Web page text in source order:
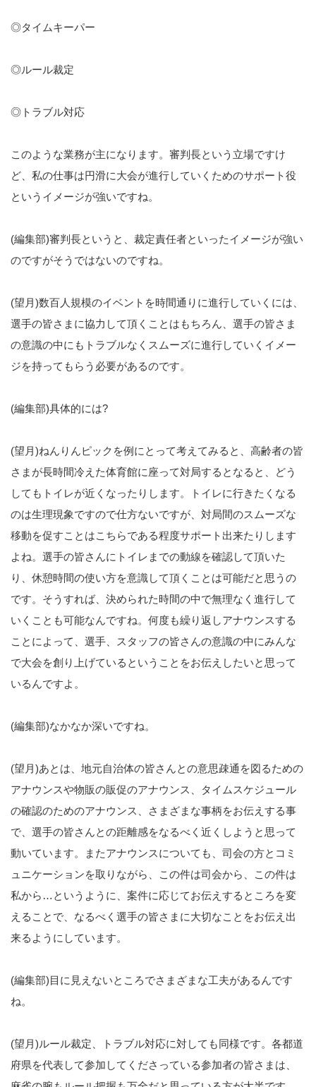
◎タイムキーパー
◎ルール裁定
◎トラブル対応
このような業務が主になります。審判長という立場ですけ
ど、私の仕事は円滑に大会が進行していくためのサポート役
というイメージが強いですね。
(編集部)審判長というと、裁定責任者といったイメージが強い
のですがそうではないのですね。
(望月)数百人規模のイベントを時間通りに進行していくには、
選手の皆さまに協力して頂くことはもちろん、選手の皆さま
の意識の中にもトラブルなくスムーズに進行していくイメー
ジを持ってもらう必要があるのです。
(編集部)具体的には?
(望月)ねんりんピックを例にとって考えてみると、高齢者の皆
さまが長時間冷えた体育館に座って対局するとなると、どう
してもトイレが近くなったりします。トイレに行きたくなる
のは生理現象ですので仕方ないですが、対局間のスムーズな
移動を促すことはこちらである程度サポート出来たりします
よね。選手の皆さんにトイレまでの動線を確認して頂いた
り、休憩時間の使い方を意識して頂くことは可能だと思うの
です。そうすれば、決められた時間の中で無理なく進行して
いくことも可能なんですね。何度も繰り返しアナウンスする
ことによって、選手、スタッフの皆さんの意識の中にみんな
で大会を創り上げているということをお伝えしたいと思って
いるんですよ。
(編集部)なかなか深いですね。
(望月)あとは、地元自治体の皆さんとの意思疎通を図るための
アナウンスや物販の販促のアナウンス、タイムスケジュール
の確認のためのアナウンス、さまざまな事柄をお伝えする事
で、選手の皆さんとの距離感をなるべく近くしようと思って
動いています。またアナウンスについても、司会の方とコミ
ュニケーションを取りながら、この件は司会から、この件は
私から…というように、案件に応じてお伝えするところを変
えることで、なるべく選手の皆さまに大切なことをお伝え出
来るようにしています。
(編集部)目に見えないところでさまざまな工夫があるんです
ね。
(望月)ルール裁定、トラブル対応に対しても同様です。各都道
府県を代表して参加してくださっている参加者の皆さまは、